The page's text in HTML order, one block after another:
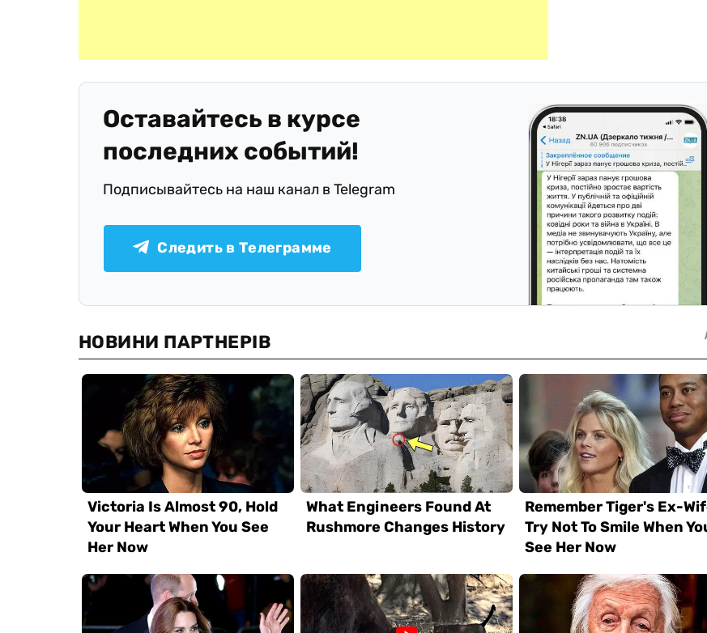
Оставайтесь в курсе
последних событий!
Подписывайтесь на наш канал в Telegram
Следить в Телеграмме